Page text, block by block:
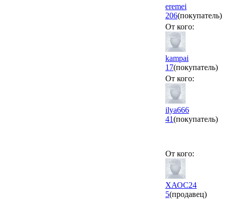
eremei
206(покупатель)
От кого:
kampai
17(покупатель)
От кого:
ilya666
41(покупатель)
От кого:
ХАОС24
5(продавец)